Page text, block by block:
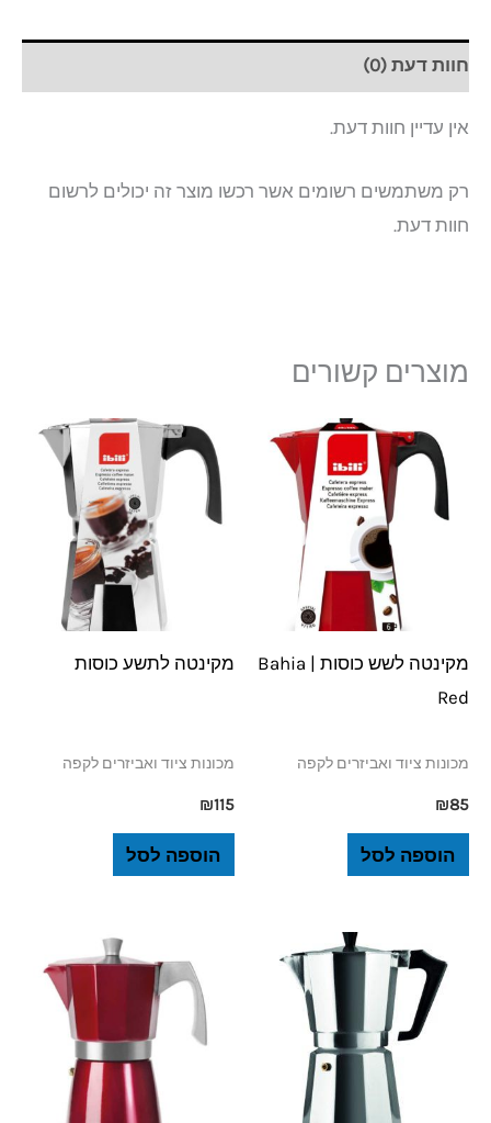
חוות דעת (0)
אין עדיין חוות דעת.
רק משתמשים רשומים אשר רכשו מוצר זה יכולים לרשום
חוות דעת.
מוצרים קשורים
מקינטה לשש כוסות | Bahia
Red
מכונות ציוד ואביזרים לקפה
₪85
הוספה לסל
מקינטה לתשע כוסות
מכונות ציוד ואביזרים לקפה
₪115
הוספה לסל